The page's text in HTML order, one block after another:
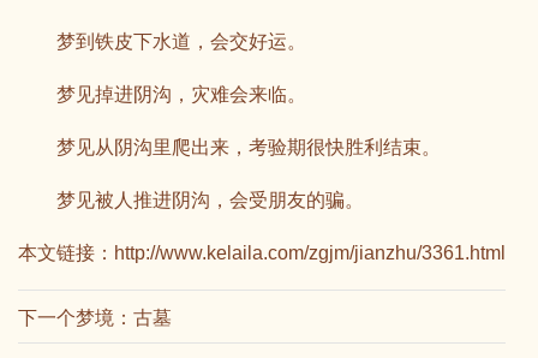
梦到铁皮下水道，会交好运。
梦见掉进阴沟，灾难会来临。
梦见从阴沟里爬出来，考验期很快胜利结束。
梦见被人推进阴沟，会受朋友的骗。
本文链接： http://www.kelaila.com/zgjm/jianzhu/3361.html
下一个梦境： 古墓